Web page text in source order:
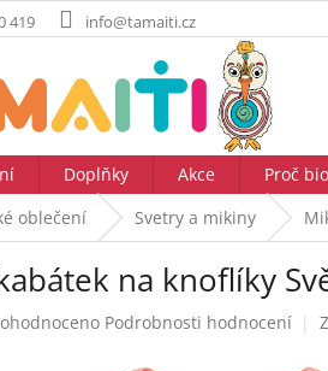
419 info@tamaiti.cz
Doplňky Akce Proč
oblečení Svetry a mikiny
na knoflíky
Podrobnosti hodnocení